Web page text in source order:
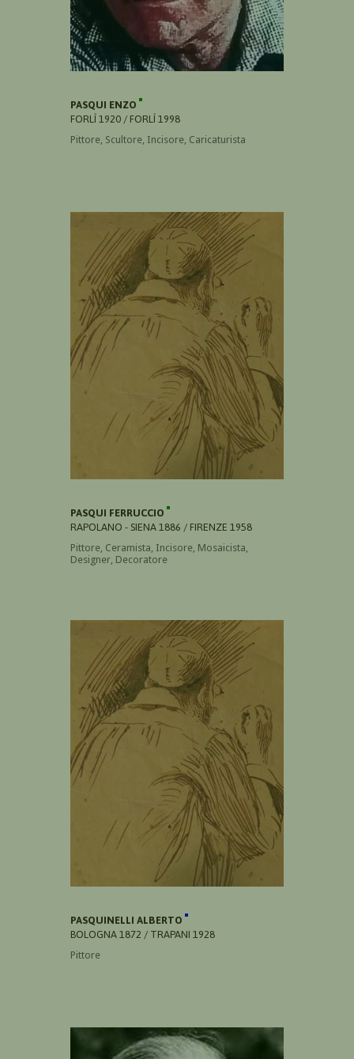
PASQUI ENZO
FORLÌ 1920 / FORLÌ 1998
Pittore, Scultore, Incisore, Caricaturista
PASQUI FERRUCCIO
RAPOLANO - SIENA 1886 / FIRENZE 1958
Pittore, Ceramista, Incisore, Mosaicista,
Designer, Decoratore
PASQUINELLI ALBERTO
BOLOGNA 1872 / TRAPANI 1928
Pittore